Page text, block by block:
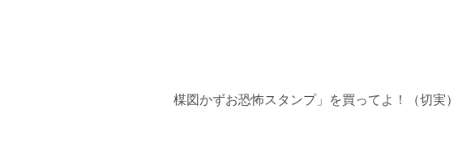
楳図かずお恐怖スタンプ」を買ってよ！（切実）